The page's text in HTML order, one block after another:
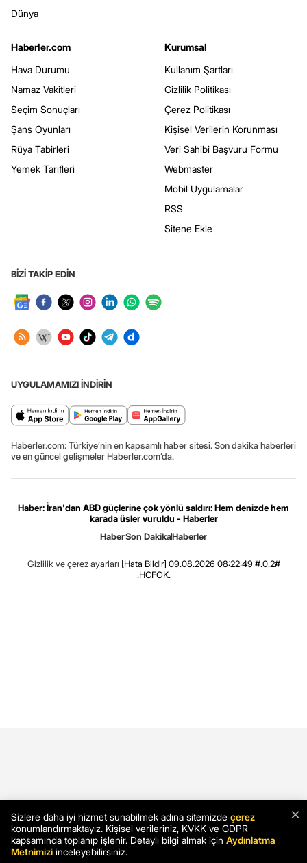
Dünya
Haberler.com
Hava Durumu
Namaz Vakitleri
Seçim Sonuçları
Şans Oyunları
Rüya Tabirleri
Yemek Tarifleri
Kurumsal
Kullanım Şartları
Gizlilik Politikası
Çerez Politikası
Kişisel Verilerin Korunması
Veri Sahibi Başvuru Formu
Webmaster
Mobil Uygulamalar
RSS
Sitene Ekle
BİZİ TAKİP EDİN
UYGULAMAMIZI İNDİRİN
Haberler.com: Türkiye’nin en kapsamlı haber sitesi. Son dakika haberleri
ve en güncel gelişmeler Haberler.com’da.
Haber: İran'dan ABD güçlerine çok yönlü saldırı: Hem denizde hem
karada üsler vuruldu - Haberler
HaberSon DakikaHaberler
Gizlilik ve çerez ayarları [Hata Bildir] 09.08.2026 08:22:49 #.0.2#
.HCFOK.
×
Sizlere daha iyi hizmet sunabilmek adına sitemizde çerez
konumlandırmaktayız. Kişisel verileriniz, KVKK ve GDPR
kapsamında toplanıp işlenir. Detaylı bilgi almak için Aydınlatma
Metnimizi inceleyebilirsiniz.